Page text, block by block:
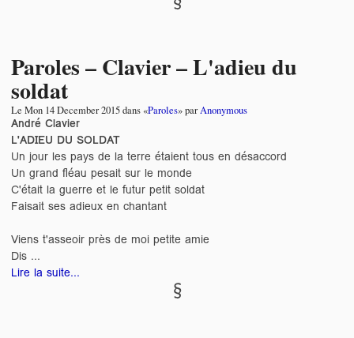
Paroles – Clavier – L'adieu du
soldat
Le Mon 14 December 2015dans «Paroles» parAnonymous
André Clavier
L'ADIEU DU SOLDAT
Un jour les pays de la terre étaient tous en désaccord
Un grand fléau pesait sur le monde
C'était la guerre et le futur petit soldat
Faisait ses adieux en chantant
Viens t'asseoir près de moi petite amie
Dis ...
Lire la suite...